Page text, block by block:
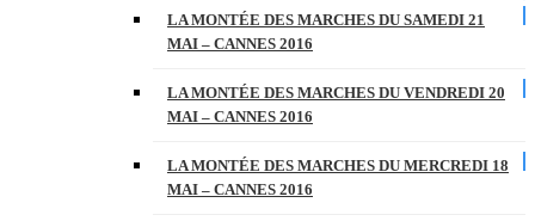
LA MONTÉE DES MARCHES DU SAMEDI 21
MAI – CANNES 2016
LA MONTÉE DES MARCHES DU VENDREDI 20
MAI – CANNES 2016
LA MONTÉE DES MARCHES DU MERCREDI 18
MAI – CANNES 2016